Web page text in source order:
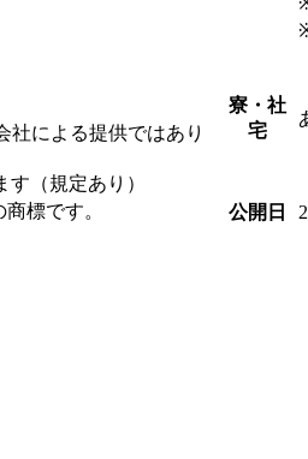
による提供ではあり
（規定あり）
標です。
寮・社
宅
公開日